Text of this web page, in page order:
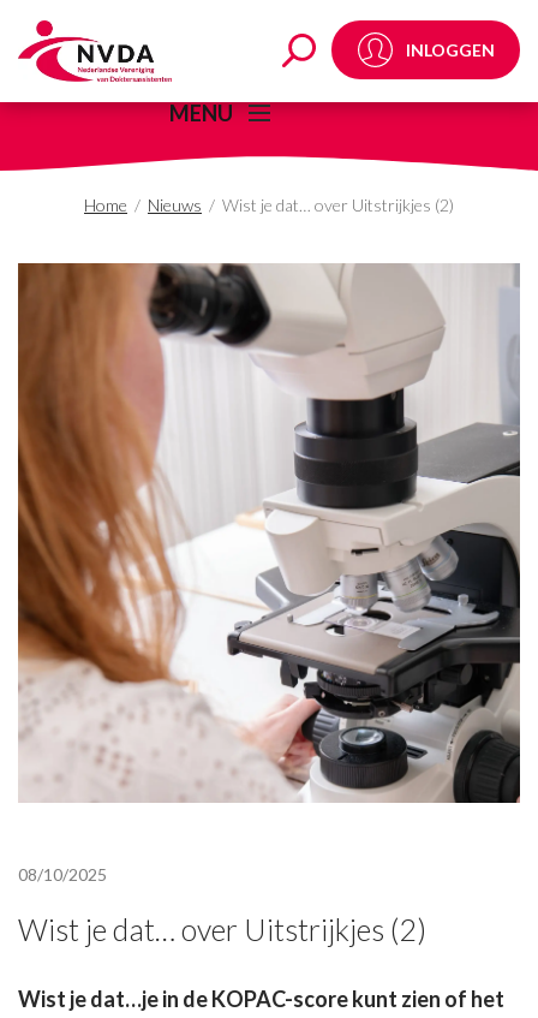
Wist je dat… overINLOGGEN
MENU
Home / Nieuws / Wist je dat… over Uitstrijkjes (2)
08/10/2025
Wist je dat… over Uitstrijkjes (2)
Wist je dat…je in de KOPAC-score kunt zien of het